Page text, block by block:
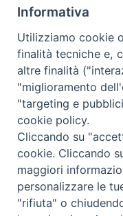
La nostra storia
Statuto
Presidenza e ufficio
Consiglio scientifico
Coordinamento
COPYRIGHT
Informativa
Utilizziamo cookie
finalità tecniche e,
altre finalità
"miglioramento
"targeting e
cookie policy.
Cliccando su
cookie. Cliccando
maggiori
personalizzare le
"rifiuta" o